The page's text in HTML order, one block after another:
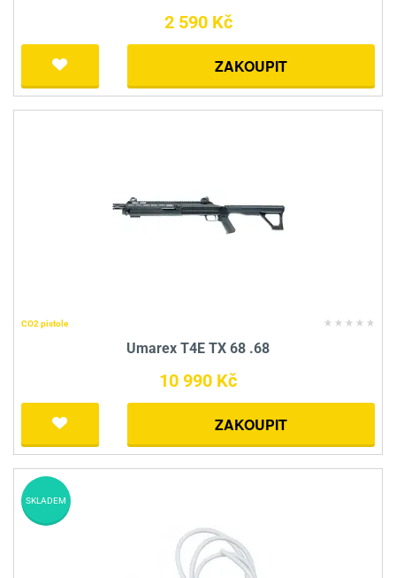
2 590 Kč
ZAKOUPIT
CO2 pistole
Umarex T4E TX 68 .68
10 990 Kč
ZAKOUPIT
SKLADEM